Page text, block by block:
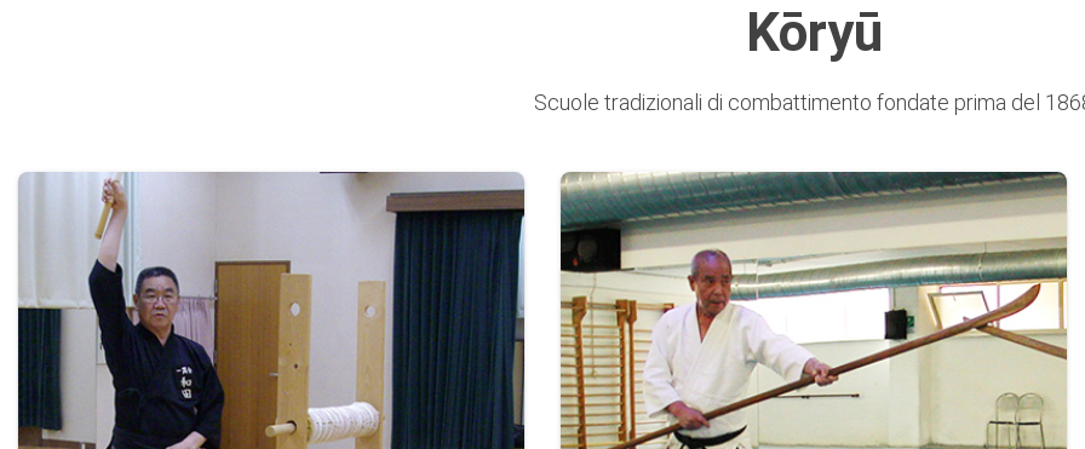
Kōryū
Scuole tradizionali di combattimento fondate prima del